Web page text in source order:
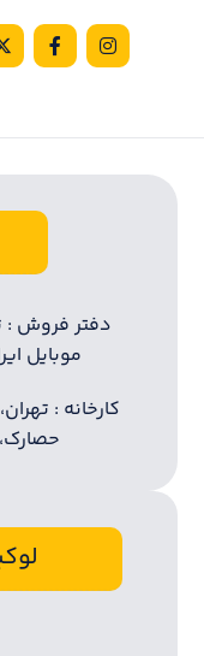
دفتر فروش :
موبایل
کارخانه :
حصارک،